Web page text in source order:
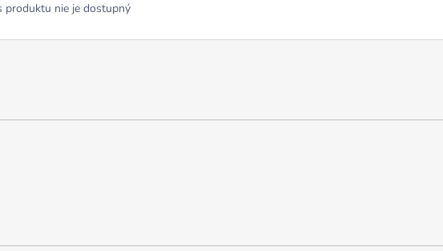
produktu nie je dostupný